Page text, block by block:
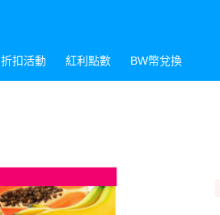
折扣活動 紅利點數 BW幣兌換